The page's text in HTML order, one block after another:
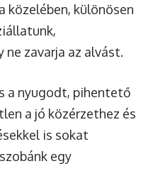
közelében, különösen
zavarja az alvást.
a nyugodt, pihentető
a jó közérzethez és
is sokat
egy